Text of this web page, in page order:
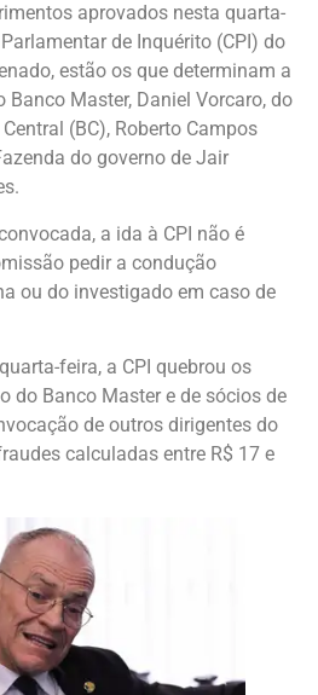
aprovados nesta quarta-
de Inquérito (CPI) do
estão os que determinam a
Master, Daniel Vorcaro, do
(BC), Roberto Campos
do governo de Jair
a ida à CPI não é
pedir a condução
ou do investigado em caso de
feira, a CPI quebrou os
do Banco Master e de sócios de
de outros dirigentes do
calculadas entre R$ 17 e